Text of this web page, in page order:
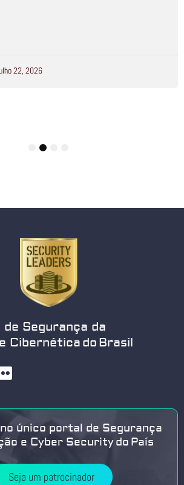
22, 2026
Segurança da
Cibernética do Brasil
único portal de Segurança
e Cyber Security do País
Seja um patrocinador